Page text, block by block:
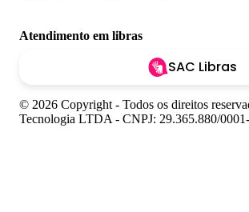
Atendimento em libras
SAC Libras
© 2026 Copyright - Todos os direitos
Tecnologia LTDA - CNPJ: 29.365.880/